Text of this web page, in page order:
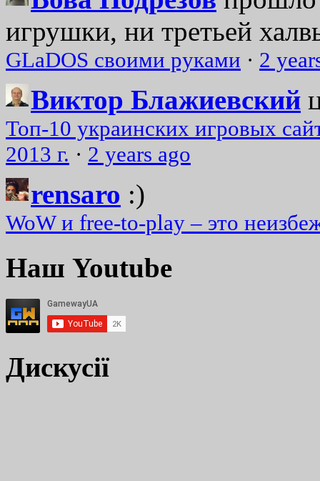
игрушки, ни третьей
GLaDOS своими руками · 2
Виктор Блажиевский
Топ-10 украинских игровых
2013 г. · 2 years ago
rensaro :)
WoW и free-to-play – это
Наш Youtube
Дискусії